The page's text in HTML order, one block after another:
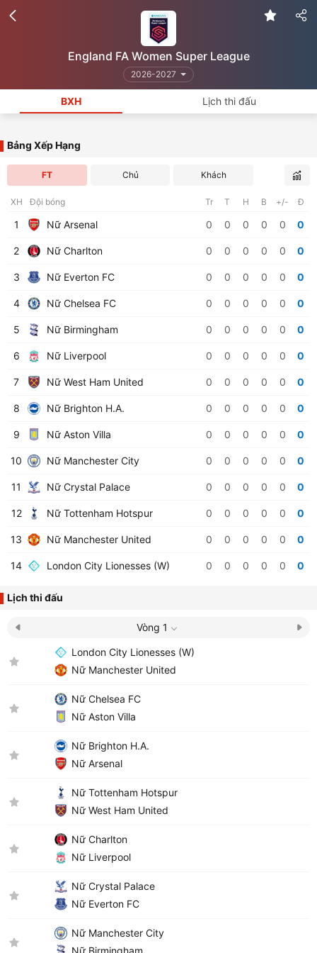
England FA Women Super League
2026-2027
BXH Lịch thi đấu
Bảng Xếp Hạng
FT Chủ Khách
XH Đội bóng Tr T H B +/- Đ
1 Nữ Arsenal 0 0 0 0 0 0
2 Nữ Charlton 0 0 0 0 0 0
3 Nữ Everton FC 0 0 0 0 0 0
4 Nữ Chelsea FC 0 0 0 0 0 0
5 Nữ Birmingham 0 0 0 0 0 0
6 Nữ Liverpool 0 0 0 0 0 0
7 Nữ West Ham United 0 0 0 0 0 0
8 Nữ Brighton H.A. 0 0 0 0 0 0
9 Nữ Aston Villa 0 0 0 0 0 0
10 Nữ Manchester City 0 0 0 0 0 0
11 Nữ Crystal Palace 0 0 0 0 0 0
12 Nữ Tottenham Hotspur 0 0 0 0 0 0
13 Nữ Manchester United 0 0 0 0 0 0
14 London City Lionesses (W) 0 0 0 0 0 0
Lịch thi đấu
Vòng 1
London City Lionesses (W)
Nữ Manchester United
Nữ Chelsea FC
Nữ Aston Villa
Nữ Brighton H.A.
Nữ Arsenal
Nữ Tottenham Hotspur
Nữ West Ham United
Nữ Charlton
Nữ Liverpool
Nữ Crystal Palace
Nữ Everton FC
Nữ Manchester City
Nữ Birmingham